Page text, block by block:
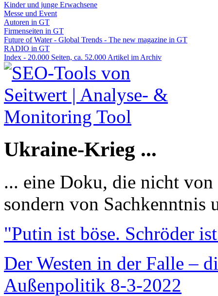
Kinder und junge Erwachsene
Messe und Event
Autoren in GT
Firmenseiten in GT
Future of Water - Global Trends - The new magazine in GT
RADIO in GT
Index - 20.000 Seiten, ca. 52.000 Artikel im Archiv
Ukraine-Krieg ...
... eine Doku, die nicht
sondern von Sachkenntnis
"Putin ist böse. Schröder
Der Westen in der Falle –
Außenpolitik 8-3-2022